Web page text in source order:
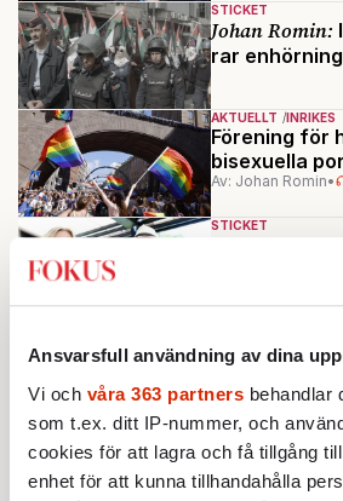
Ansvarsfull användning av dina
Vi och våra 363 partners behandlar
som t.ex. ditt IP-nummer, och
cookies för att lagra och få tillgång
enhet för att kunna tillhandahålla
STICKET
Johan Romin:
rar enhörning
AKTUELLT INRIKES
Förening för
bisexuella
Av: Johan Romin•
STICKET
Johan Romin:
terrordådet
Ladda fler